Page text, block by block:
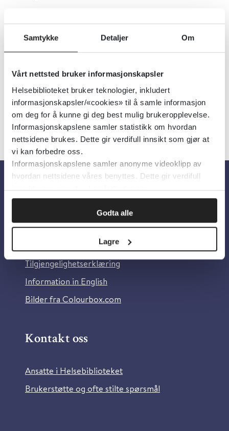
Samtykke Detaljer Om
Vårt nettsted bruker informasjonskapsler
Helsebiblioteket bruker teknologier, inkludert
informasjonskapsler/«cookies» til å samle informasjon
om deg for å kunne gi deg best mulig brukeropplevelse.
Informasjonskapslene samler statistikk om hvordan
nettsidene brukes. Dette gir verdifull innsikt som gjør at
vi kan forbedre oss.
Informasjonskapslene samler anonyme videoklipp av
hvordan nettsidene våres benyttes. Dette gir verdifull
innsikt som gjør at vi kan forbedre oss.
Godta alle
Lagre
Tema:Hjerte og kar
Dokumenttype: Organisasjoner
Utgiver:Sunnaas sykehus HF
Språk:Norsk
Om oss
Om Helsebiblioteket
Personvern og informasjonskapsler
Tilgjengelighetserklæring
Information in English
Bilder fra Colourbox.com
Kontakt oss
Ansatte i Helsebiblioteket
Brukerstøtte og ofte stilte spørsmål